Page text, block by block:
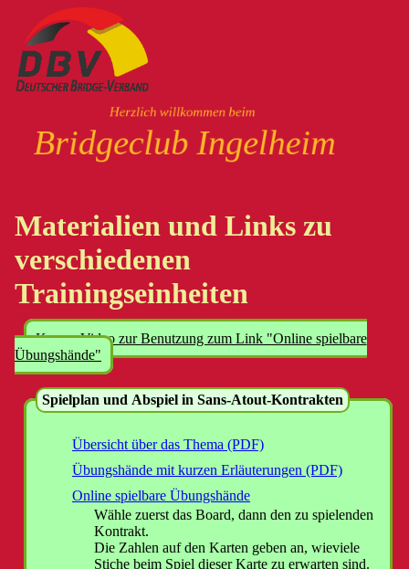
Materialien und Links zu
verschiedenen
Trainingseinheiten
Kurzes Video zur Benutzung zum Link "Online spielbare
Übungshände"
Spielplan und Abspiel in Sans-Atout-Kontrakten
Übersicht über das Thema (PDF)
Übungshände mit kurzen Erläuterungen (PDF)
Online spielbare Übungshände
Wähle zuerst das Board, dann den zu spielenden
Kontrakt.
Die Zahlen auf den Karten geben an, wieviele
Stiche beim Spiel dieser Karte zu erwarten sind.